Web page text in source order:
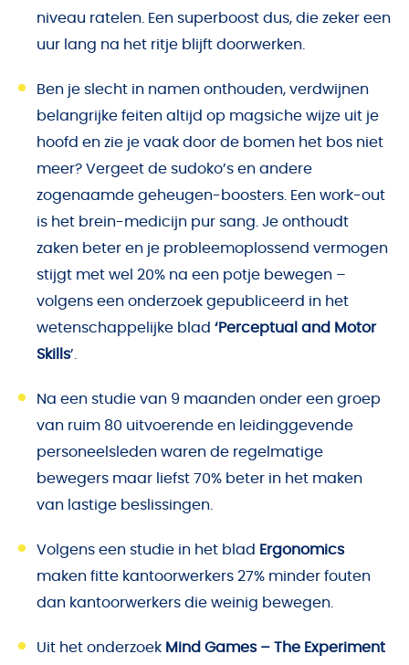
niveau ratelen. Een superboost dus, die zeker een
uur lang na het ritje blijft doorwerken.
Ben je slecht in namen onthouden, verdwijnen
belangrijke feiten altijd op magsiche wijze uit je
hoofd en zie je vaak door de bomen het bos niet
meer? Vergeet de sudoko’s en andere
zogenaamde geheugen-boosters. Een work-out
is het brein-medicijn pur sang. Je onthoudt
zaken beter en je probleemoplossend vermogen
stijgt met wel 20% na een potje bewegen –
volgens een onderzoek gepubliceerd in het
wetenschappelijke blad ‘Perceptual and Motor
Skills’.
Na een studie van 9 maanden onder een groep
van ruim 80 uitvoerende en leidinggevende
personeelsleden waren de regelmatige
bewegers maar liefst 70% beter in het maken
van lastige beslissingen.
Volgens een studie in het blad Ergonomics
maken fitte kantoorwerkers 27% minder fouten
dan kantoorwerkers die weinig bewegen.
Uit het onderzoek Mind Games – The Experiment